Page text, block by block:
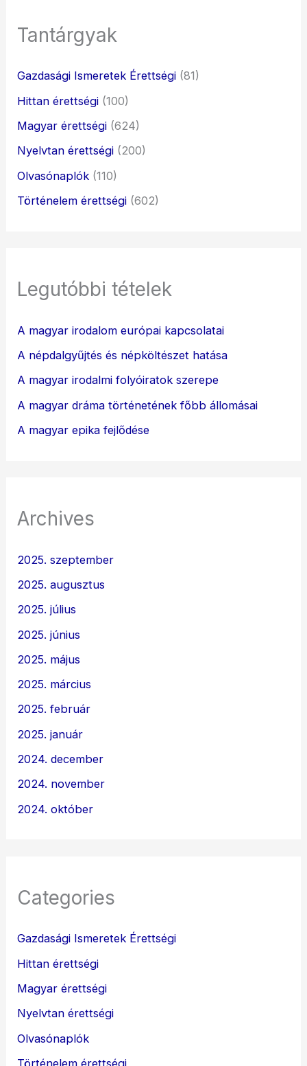
Tantárgyak
Gazdasági Ismeretek Érettségi (81)
Hittan érettségi (100)
Magyar érettségi (624)
Nyelvtan érettségi (200)
Olvasónaplók (110)
Történelem érettségi (602)
Legutóbbi tételek
A magyar irodalom európai kapcsolatai
A népdalgyűjtés és népköltészet hatása
A magyar irodalmi folyóiratok szerepe
A magyar dráma történetének főbb állomásai
A magyar epika fejlődése
Archives
2025. szeptember
2025. augusztus
2025. július
2025. június
2025. május
2025. március
2025. február
2025. január
2024. december
2024. november
2024. október
Categories
Gazdasági Ismeretek Érettségi
Hittan érettségi
Magyar érettségi
Nyelvtan érettségi
Olvasónaplók
Történelem érettségi